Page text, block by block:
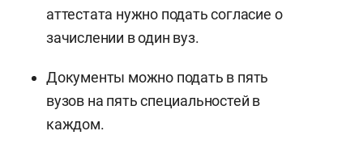
аттестата нужно подать согласие о
зачислении в один вуз.
Документы можно подать в пять
вузов на пять специальностей в
каждом.